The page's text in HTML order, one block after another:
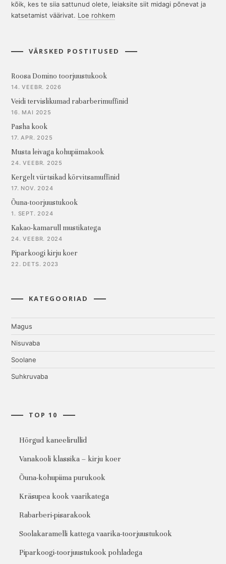
kõik, kes te siia sattunud olete, leiaksite siit midagi põnevat ja
katsetamist väärivat. Loe rohkem
VÄRSKED POSTITUSED
Roosa Domino toorjuustukook
14. VEEBR. 2026
Veidi tervislikumad rabarberimuffinid
16. MAI 2025
Pasha kook
17. APR. 2025
Musta leivaga kohupiimakook
24. VEEBR. 2025
Kergelt vürtsikad kõrvitsamuffinid
17. NOV. 2024
Õuna-toorjuustukook
1. SEPT. 2024
Kakao-kamarull mustikatega
24. VEEBR. 2024
Piparkoogi kirju koer
22. DETS. 2023
KATEGOORIAD
Magus
Nisuvaba
Soolane
Suhkruvaba
TOP 10
Hõrgud kaneelirullid
Vanakooli klassika – kirju koer
Õuna-kohupiima purukook
Kräsupea kook vaarikatega
Rabarberi-pisarakook
Soolakaramelli kattega vaarika-toorjuustukook
Piparkoogi-toorjuustukook pohladega